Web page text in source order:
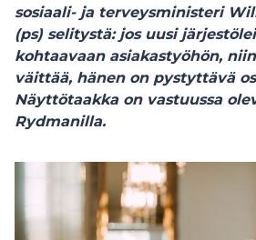
sosiaali- ja terveysministeri
(ps) selitystä: jos uusi
kohtaavaan asiakastyöhön,
väittää, hänen on pystyttävä
Näyttötaakka on vastuussa
Rydmanilla.